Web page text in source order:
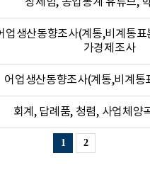
업생산동향조사(계통,비계통표
가경제조사
어업생산동향조사(계통,비계통
회계, 답례품, 청렴, 사업체양
1 2